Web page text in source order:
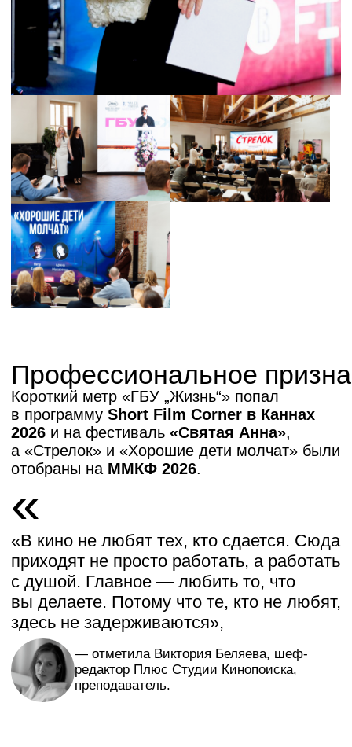
Залы Yauza Place еще хранят эхо
оживленных диалогов, а итоги
«Спиддейтинга» уже очевидны:
событие вызвало живой интерес со стороны
индустрии. И теперь у каждого сценария,
каждой идеи появился реальный шанс
попасть в производство.
Благодарим каждого, кто разделил с нами
этот вечер. Мероприятие закончилось —
а это значит, что для наших выпускников
все только начинается!
СМИ и издания о нас
все 23 проекта наших студентов в единый
каталог.
📌«Бюллетень кинопрокатчика»
(БК Медиа)выпустил большой материал
о проектах, представленных на питчинге.
Издание «VODоводOTT»
формат «Спиддейтинга» — «сравнительно
новый для нашего рынка, но явно
перспективный».
📌 Арина Бородина,известный журналист,
поделилась впечатлениями в своем
телеграм-канале.